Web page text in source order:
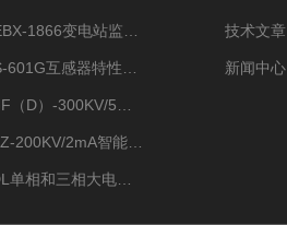
技术文章
新闻中心